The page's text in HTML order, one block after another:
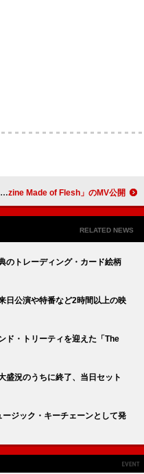
モグワイ、新曲「Fanzine Made of Flesh」のMV公開
RELATED NEWS
のトレーディング・カード絵柄
日公演や特番など2時間以上の映
ド・トリーティを迎えた「The
盛況のうちに終了、当日セット
ジック・キーチェーンとして発